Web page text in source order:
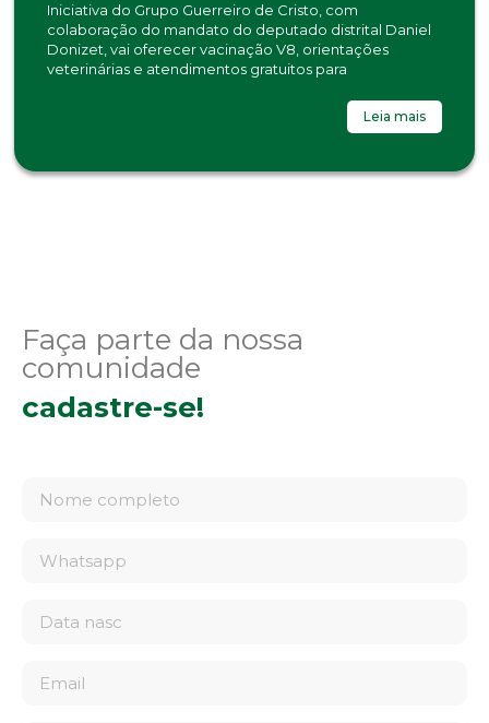
Iniciativa do Grupo Guerreiro de Cristo, com
colaboração do mandato do deputado distrital Daniel
Donizet, vai oferecer vacinação V8, orientações
veterinárias e atendimentos gratuitos para
Leia mais
Faça parte da nossa
comunidade
cadastre-se!